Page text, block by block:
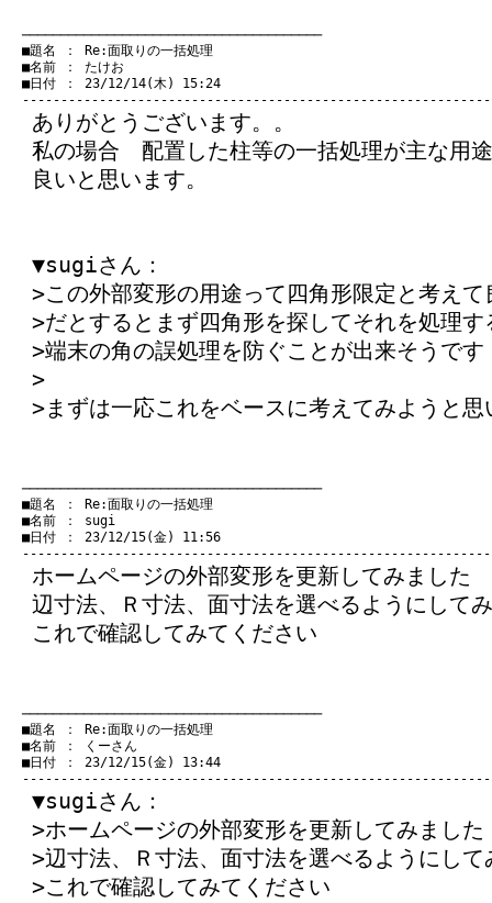
───────────────────────────────────────
■題名 ： Re:面取りの一括処理
■名前 ： たけお
■日付 ： 23/12/14(木) 15:24
ありがとうございます。。
私の場合 配置した柱等の一括処理が主な用
良いと思います。
▼sugiさん：
>この外部変形の用途って四角形限定と考え
>だとするとまず四角形を探してそれを処理す
>端末の角の誤処理を防ぐことが出来そうです
>
>まずは一応これをベースに考えてみようと思
───────────────────────────────────────
■題名 ： Re:面取りの一括処理
■名前 ： sugi
■日付 ： 23/12/15(金) 11:56
ホームページの外部変形を更新してみました
辺寸法、Ｒ寸法、面寸法を選べるようにして
これで確認してみてください
───────────────────────────────────────
■題名 ： Re:面取りの一括処理
■名前 ： くーさん
■日付 ： 23/12/15(金) 13:44
▼sugiさん：
>ホームページの外部変形を更新してみました
>辺寸法、Ｒ寸法、面寸法を選べるようにして
>これで確認してみてください